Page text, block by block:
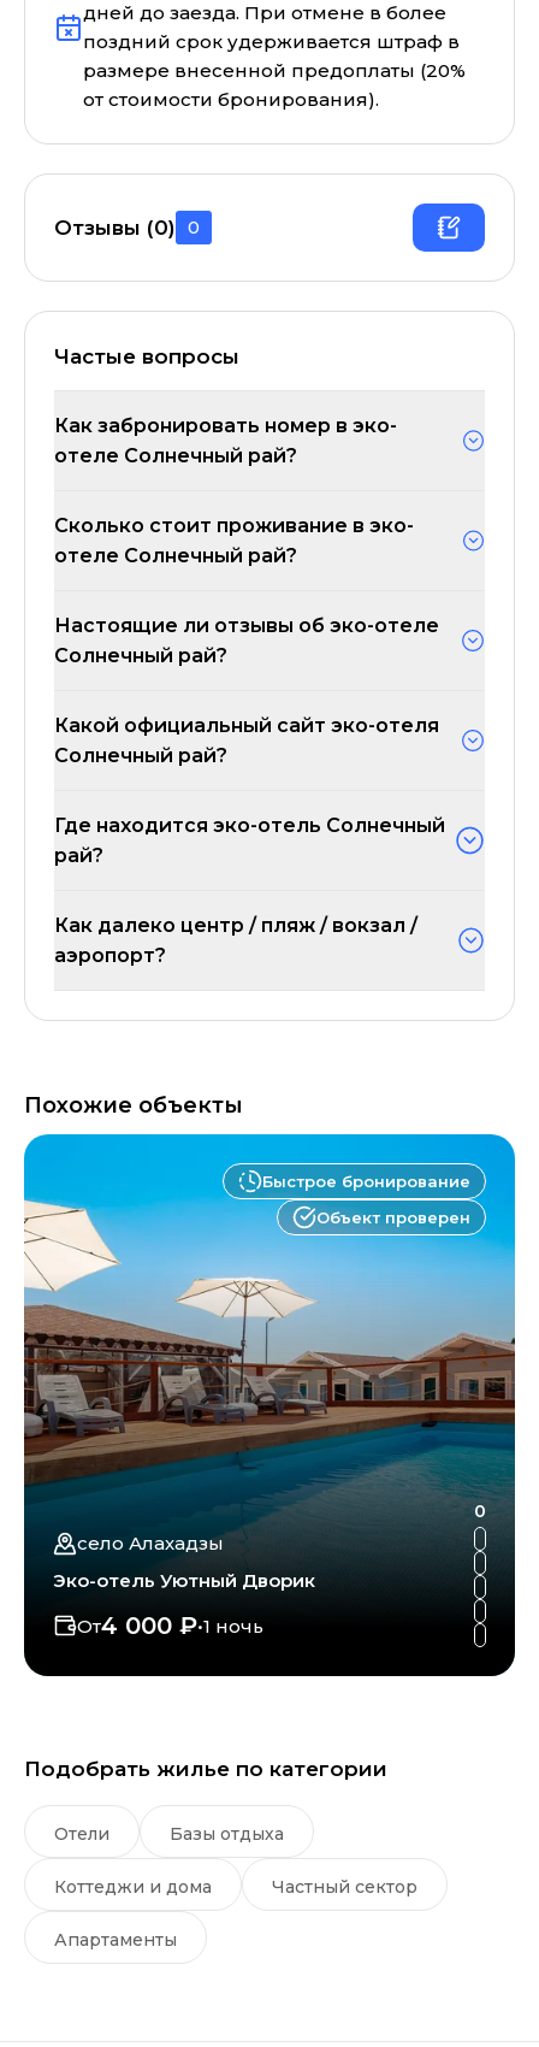
дней до заезда. При отмене в более
поздний срок удерживается штраф в
размере внесенной предоплаты (20%
от стоимости бронирования).
Отзывы (0) 0
Частые вопросы
Как забронировать номер в эко-
отеле Солнечный рай?
Сколько стоит проживание в эко-
отеле Солнечный рай?
Настоящие ли отзывы об эко-отеле
Солнечный рай?
Какой официальный сайт эко-отеля
Солнечный рай?
Где находится эко-отель Солнечный
рай?
Как далеко центр / пляж / вокзал /
аэропорт?
Похожие объекты
Быстрое бронирование
Объект проверен
село Алахадзы
Эко-отель Уютный Дворик
От4 000 ₽•1 ночь
0
Подобрать жилье по категории
Отели Базы отдыха
Коттеджи и дома Частный сектор
Апартаменты